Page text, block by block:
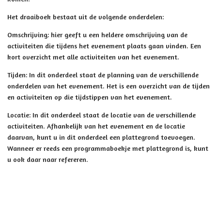
Het draaiboek bestaat uit de volgende onderdelen:
Omschrijving: hier geeft u een heldere omschrijving van de
activiteiten die tijdens het evenement plaats gaan vinden. Een
kort overzicht met alle activiteiten van het evenement.
Tijden: In dit onderdeel staat de planning van de verschillende
onderdelen van het evenement. Het is een overzicht van de tijden
en activiteiten op die tijdstippen van het evenement.
Locatie: In dit onderdeel staat de locatie van de verschillende
activiteiten. Afhankelijk van het evenement en de locatie
daarvan, kunt u in dit onderdeel een plattegrond toevoegen.
Wanneer er reeds een programmaboekje met plattegrond is, kunt
u ook daar naar refereren.